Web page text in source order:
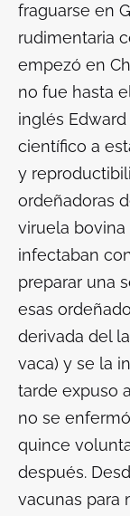
fraguarse en
rudimentaria
empezó en
no fue hasta
inglés
científico a
y
ordeñadoras
viruela
infectaban
preparar una
esas
derivada del
vaca) y se la
tarde expuso
no se
quince
después.
vacunas para